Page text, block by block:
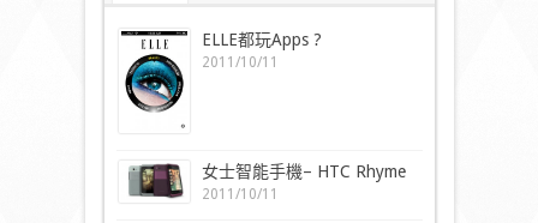
ELLE都玩Apps ?
2011/10/11
女士智能手機– HTC Rhyme
2011/10/11